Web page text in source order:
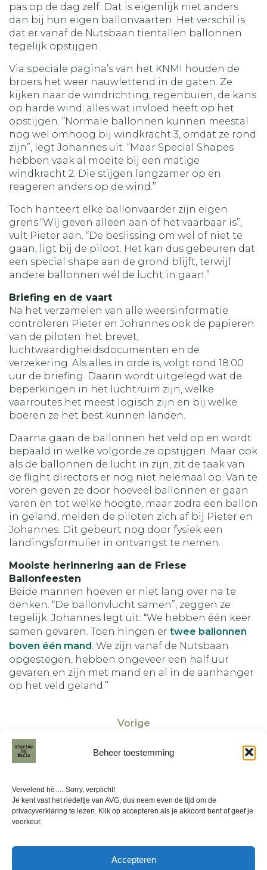
Beheer toestemming
Vervelend hè…. Sorry, verplicht!
Je kent vast het riedeltje van AVG, dus neem even de tijd om de
privacyverklaring te lezen. Klik op accepteren als je akkoord bent of geef je
voorkeur.
Accepteren
pas op de dag zelf. Dat is eigenlijk niet anders
dan bij hun eigen ballonvaarten. Het verschil is
dat er vanaf de Nutsbaan tientallen ballonnen
tegelijk opstijgen.
Via speciale pagina’s van het KNMI houden de
broers het weer nauwlettend in de gaten. Ze
kijken naar de windrichting, regenbuien, de kans
op harde wind; alles wat invloed heeft op het
opstijgen. “Normale ballonnen kunnen meestal
nog wel omhoog bij windkracht 3, omdat ze rond
zijn”, legt Johannes uit. “Maar Special Shapes
hebben vaak al moeite bij een matige
windkracht 2. Die stijgen langzamer op en
reageren anders op de wind.”
Toch hanteert elke ballonvaarder zijn eigen
grens.“Wij geven alleen aan of het vaarbaar is”,
vult Pieter aan. “De beslissing om wel of niet te
gaan, ligt bij de piloot. Het kan dus gebeuren dat
een special shape aan de grond blijft, terwijl
andere ballonnen wél de lucht in gaan.”
Briefing en de vaart
Na het verzamelen van alle weersinformatie
controleren Pieter en Johannes ook de papieren
van de piloten: het brevet,
luchtwaardigheidsdocumenten en de
verzekering. Als alles in orde is, volgt rond 18:00
uur de briefing. Daarin wordt uitgelegd wat de
beperkingen in het luchtruim zijn, welke
vaarroutes het meest logisch zijn en bij welke
boeren ze het best kunnen landen.
Daarna gaan de ballonnen het veld op en wordt
bepaald in welke volgorde ze opstijgen. Maar ook
als de ballonnen de lucht in zijn, zit de taak van
de flight directors er nog niet helemaal op. Van te
voren geven ze door hoeveel ballonnen er gaan
varen en tot welke hoogte, maar zodra een ballon
in geland, melden de piloten zich af bij Pieter en
Johannes. Dit gebeurt nog door fysiek een
landingsformulier in ontvangst te nemen.
Mooiste herinnering aan de Friese
Ballonfeesten
Beide mannen hoeven er niet lang over na te
denken. “De ballonvlucht samen”, zeggen ze
tegelijk. Johannes legt uit: “We hebben één keer
samen gevaren. Toen hingen er twee ballonnen
boven één mand. We zijn vanaf de Nutsbaan
opgestegen, hebben ongeveer een half uur
gevaren en zijn met mand en al in de aanhanger
op het veld geland.”
Vorige
Volgende